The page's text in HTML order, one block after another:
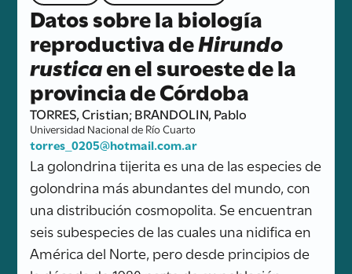
Datos sobre la biología
reproductiva deHirundo
rusticaen el suroeste de la
provincia de Córdoba
TORRES, Cristian; BRANDOLIN, Pablo
Universidad Nacional de Río Cuarto
torres_0205@hotmail.com.ar
La golondrina tijerita es una de las especies de
golondrina más abundantes del mundo, con
una distribución cosmopolita. Se encuentran
seis subespecies de las cuales una nidifica en
América del Norte, pero desde principios de